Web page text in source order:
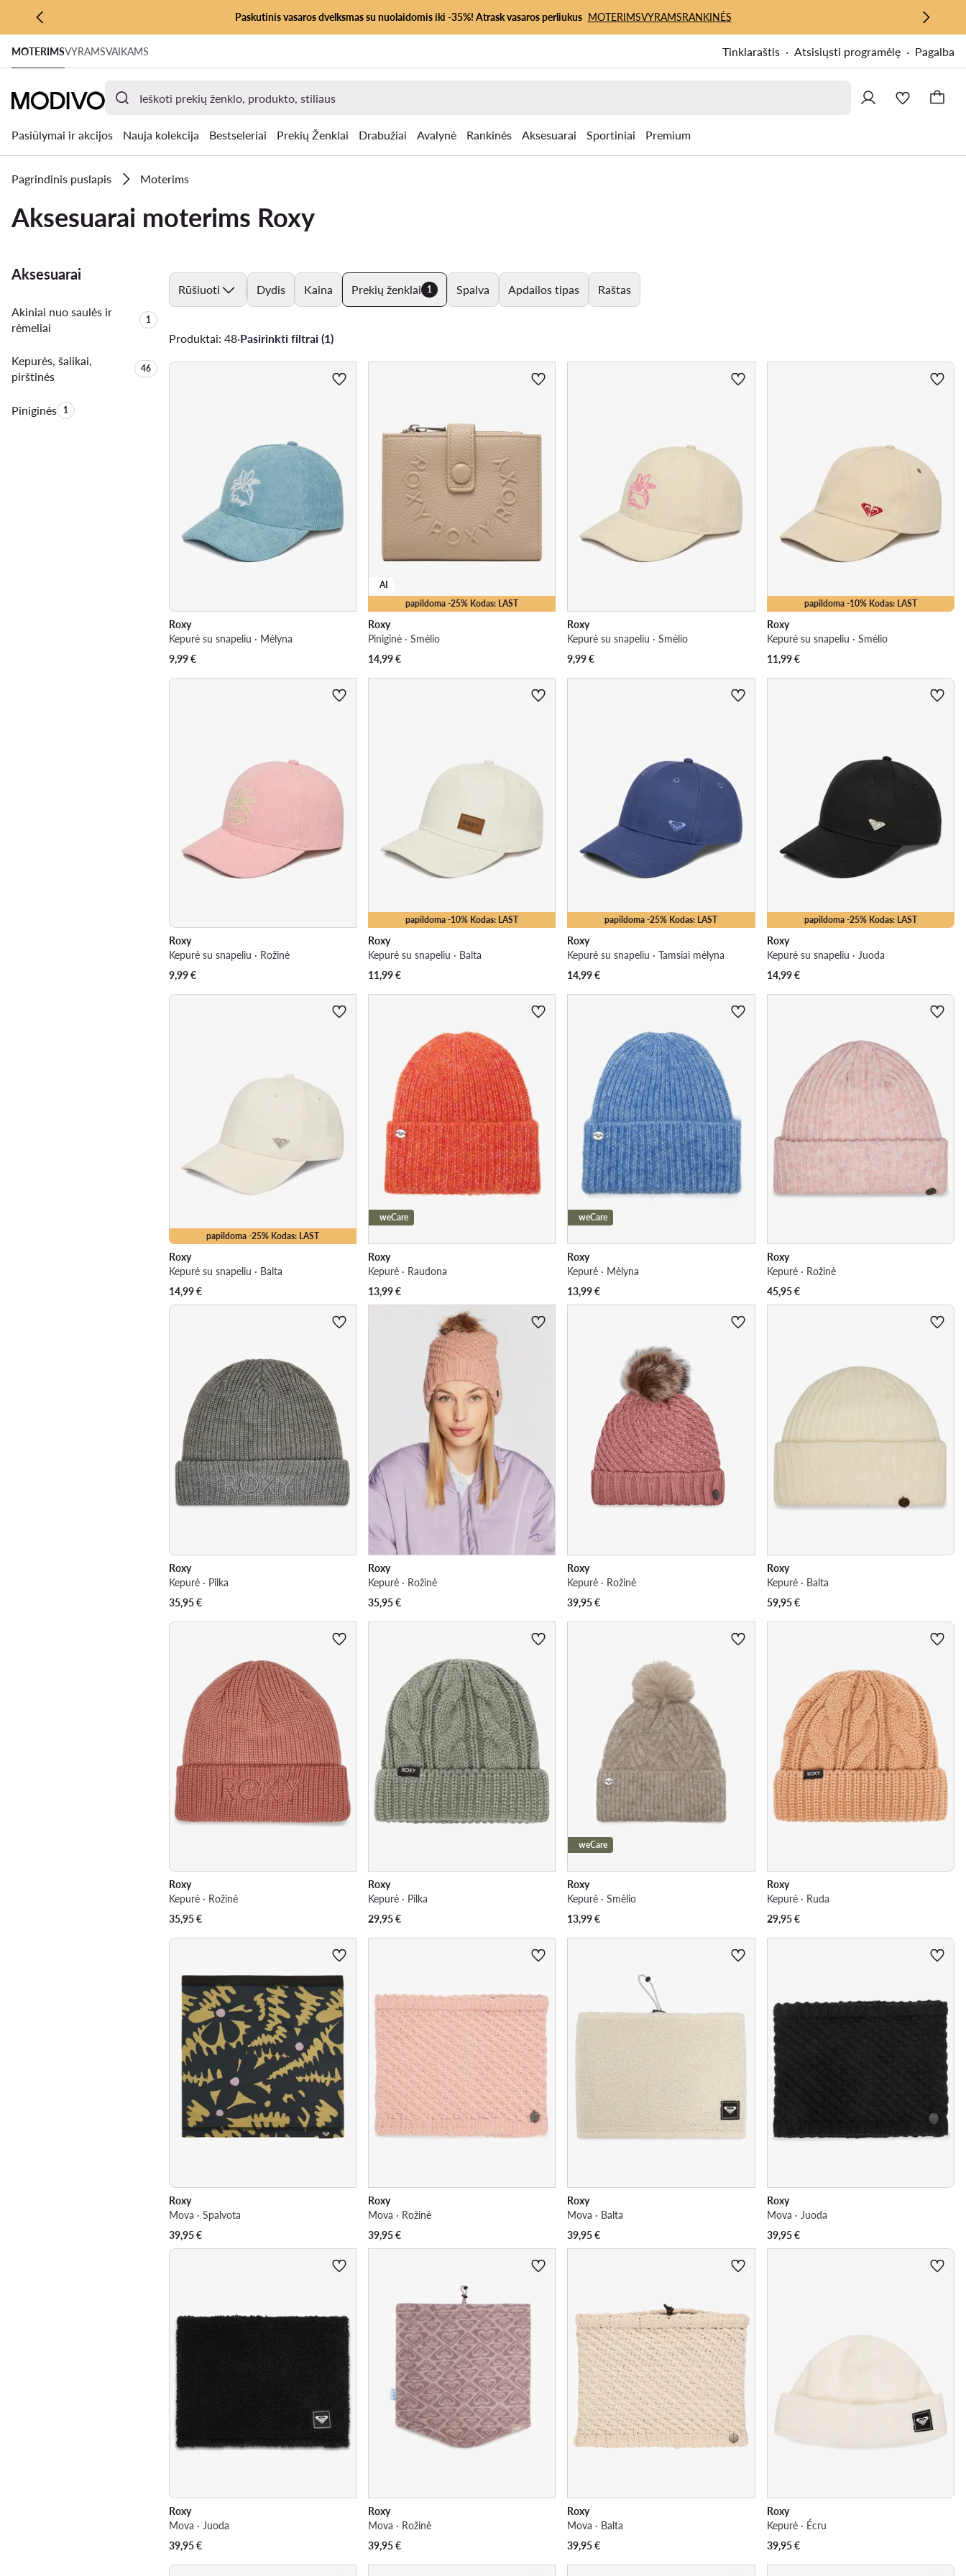
PEREITI PRIE PAGRINDINIO TURINIO
PEREITI Į PAIEŠKĄ
Paskutinis vasaros dvelksmas su nuolaidomis iki -35%! Atrask vasaros perliukus MOTERIMSVYRAMSRANKINĖS
MOTERIMSVYRAMSVAIKAMS Tinklaraštis Atsisiųsti programėlę Pagalba
Pasiūlymai ir akcijos Nauja kolekcija Bestseleriai Prekių Ženklai Drabužiai Avalynė Rankinės Aksesuarai Sportiniai Premium
Pagrindinis puslapis Moterims
Aksesuarai moterims Roxy
Aksesuarai
Akiniai nuo saulės ir
rėmeliai
Produktų skaičius:
1
Kepurės, šalikai,
pirštinės
Produktų skaičius:
46
PiniginėsProduktų skaičius:
1
Rūšiuoti Dydis Kaina Prekių ženklai 1 Spalva Apdailos tipas Raštas
Produktai: 48·Pasirinkti filtrai (1)
Roxy
Kepurė su snapeliu · Mėlyna
9,99€
papildoma -25% Kodas: LAST
AI
Roxy
Piniginė · Smėlio
14,99€
Roxy
Kepurė su snapeliu · Smėlio
9,99€
papildoma -10% Kodas: LAST
Roxy
Kepurė su snapeliu · Smėlio
11,99€
Roxy
Kepurė su snapeliu · Rožinė
9,99€
papildoma -10% Kodas: LAST
Roxy
Kepurė su snapeliu · Balta
11,99€
papildoma -25% Kodas: LAST
Roxy
Kepurė su snapeliu · Tamsiai mėlyna
14,99€
papildoma -25% Kodas: LAST
Roxy
Kepurė su snapeliu · Juoda
14,99€
papildoma -25% Kodas: LAST
Roxy
Kepurė su snapeliu · Balta
14,99€
weCare
Roxy
Kepurė · Raudona
13,99€
weCare
Roxy
Kepurė · Mėlyna
13,99€
Roxy
Kepurė · Rožinė
45,95€
Roxy
Kepurė · Pilka
35,95€
Roxy
Kepurė · Rožinė
35,95€
Roxy
Kepurė · Rožinė
39,95€
Roxy
Kepurė · Balta
59,95€
Roxy
Kepurė · Rožinė
35,95€
Roxy
Kepurė · Pilka
29,95€
weCare
Roxy
Kepurė · Smėlio
13,99€
Roxy
Kepurė · Ruda
29,95€
Roxy
Mova · Spalvota
39,95€
Roxy
Mova · Rožinė
39,95€
Roxy
Mova · Balta
39,95€
Roxy
Mova · Juoda
39,95€
Roxy
Mova · Juoda
39,95€
Roxy
Mova · Rožinė
39,95€
Roxy
Mova · Balta
39,95€
Roxy
Kepurė · Écru
39,95€